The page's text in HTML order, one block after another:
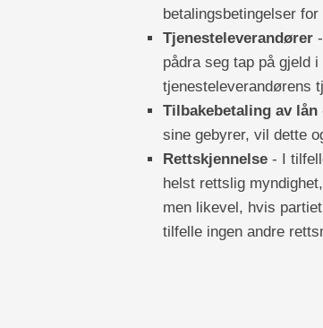
betalingsbetingelser
Tjenesteleverandører-
pådra seg tap på gjeld
tjenesteleverandørens
Tilbakebetaling av lån
sine gebyrer, vil dette
Rettskjennelse- I
helst rettslig
men likevel, hvis
tilfelle ingen andre